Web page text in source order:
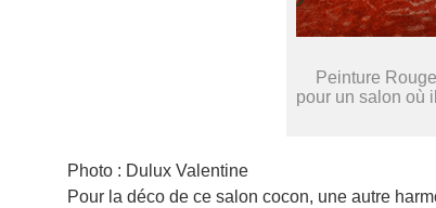
Peinture
pour un salon où
Photo : Dulux Valentine
Pour la déco de ce salon cocon, une autre